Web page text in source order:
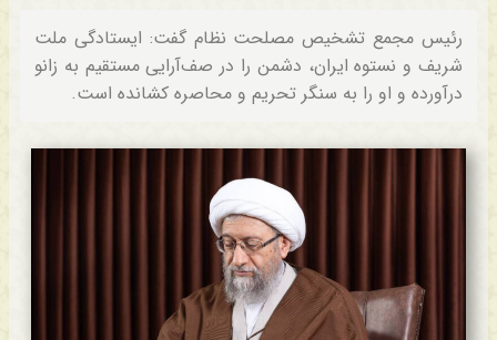
رئیس مجمع تشخیص مصلحت نظام گفت: ایستادگی ملت
شریف و نستوه ایران، دشمن را در صف‌آرایی مستقیم به زانو
درآورده و او را به سنگر تحریم و محاصره کشانده است.